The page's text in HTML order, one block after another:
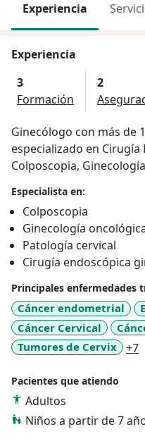
Experiencia
Experiencia
3
Formación
2
Ginecólogo con más de
especializado en
Colposcopia,
Especialista en:
Colposcopia
Ginecología
Patología cervical
Cirugía endoscópica
Principales enfermedades
Cáncer endometrial
Cáncer Cervical
Tumores de Cervix
+7
Pacientes que atiendo
Adultos
Niños a partir de 7